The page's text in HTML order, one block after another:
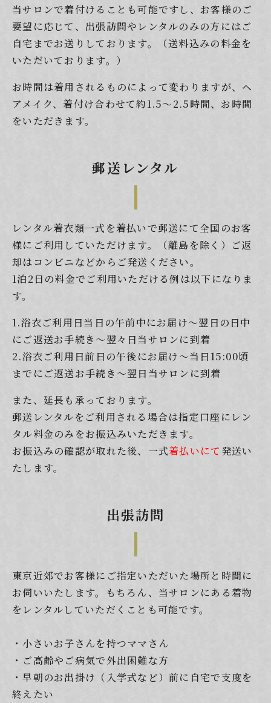
当サロンで着付けることも可能ですし、お客様のご
要望に応じて、出張訪問やレンタルのみの方にはご
自宅までお送りしております。（送料込みの料金を
いただいております。）
お時間は着用されるものによって変わりますが、ヘ
アメイク、着付け合わせて約1.5～2.5時間、お時間
をいただきます。
郵送レンタル
レンタル着衣類一式を着払いで郵送にて全国のお客
様にご利用していただけます。（離島を除く）ご返
却はコンビニなどからご発送ください。
1泊2日の料金でご利用いただける例は以下になりま
す。
1.浴衣ご利用日当日の午前中にお届け～翌日の日中
にご返送お手続き～翌々日当サロンに到着
2.浴衣ご利用日前日の午後にお届け～当日15:00頃
までにご返送お手続き～翌日当サロンに到着
また、延長も承っております。
郵送レンタルをご利用される場合は指定口座にレン
タル料金のみをお振込みいただきます。
お振込みの確認が取れた後、一式着払いにて 発送い
たします。
出張訪問
東京近郊でお客様にご指定いただいた場所と時間に
お伺いいたします。もちろん、当サロンにある着物
をレンタルしていただくことも可能です。
・小さいお子さんを持つママさん
・ご高齢やご病気で外出困難な方
・早朝のお出掛け（入学式など）前に自宅で支度を
終えたい